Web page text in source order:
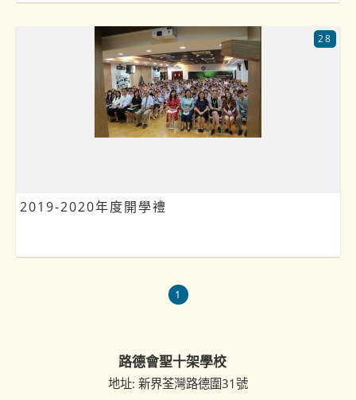
2019-2020年度開學禮
28
1
路德會聖十架學校
地址: 新界荃灣路德圍31號